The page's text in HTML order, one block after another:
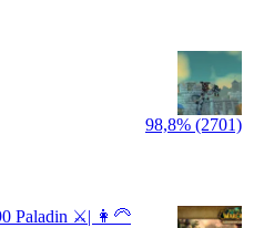
98,8% (2701)
Paladin ⚔️| 👩‍🦳